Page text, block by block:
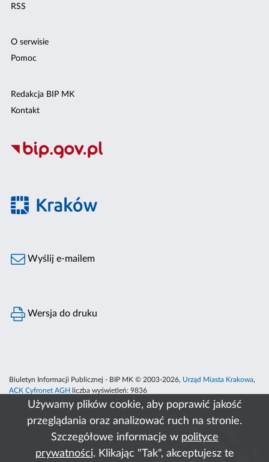
Używamy plików cookie, aby poprawić jakość
przeglądania oraz analizować ruch na stronie.
Szczegółowe informacje w polityce
prywatności. Klikając "Tak", akceptujesz te
RSS
O serwisie
Pomoc
Redakcja BIP MK
Kontakt
Wyślij e-mailem
Wersja do druku
Biuletyn Informacji Publicznej - BIP MK © 2003-2026, Urząd Miasta Krakowa,
ACK Cyfronet AGH
liczba wyświetleń: 9836